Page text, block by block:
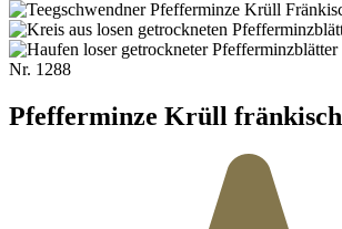
Nr. 1288
Pfefferminze Krüll fränkisch